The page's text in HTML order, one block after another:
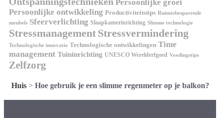
Persoonlijke groei
Persoonlijke ontwikkeling Productiviteitstips Ruimtebesparende
meubels Sfeerverlichting Slaapkamerinrichting Slimme technologie
Stressmanagement Stressvermindering
Technologische innovatie Technologische ontwikkelingen Time
management Tuininrichting UNESCO Werelderfgoed Voedingstips
Zelfzorg
Huis> Hoe gebruik je een slimme regenmeter op je balkon?